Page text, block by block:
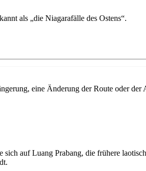
als „die Niagarafälle des Ostens“.
eine Änderung der Route oder
auf Luang Prabang, die frühere